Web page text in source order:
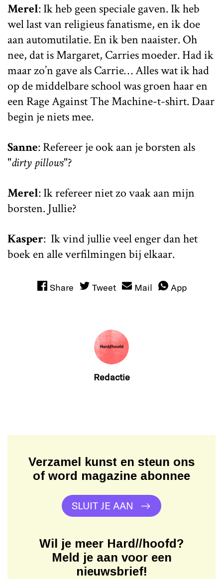
Merel: Ik heb geen speciale gaven. Ik heb
wel last van religieus fanatisme, en ik doe
aan automutilatie. En ik ben naaister. Oh
nee, dat is Margaret, Carries moeder. Had ik
maar zo’n gave als Carrie… Alles wat ik had
op de middelbare school was groen haar en
een Rage Against The Machine-t-shirt. Daar
begin je niets mee.
Sanne: Refereer je ook aan je borsten als
"dirty pillows"?
Merel: Ik refereer niet zo vaak aan mijn
borsten. Jullie?
Kasper: Ik vind jullie veel enger dan het
boek en alle verfilmingen bij elkaar.
Share Tweet Mail App
Redactie
Verzamel kunst en steun ons
of word magazine abonnee
SLUIT JE AAN
Wil je meer Hard//hoofd?
Meld je aan voor een
nieuwsbrief!